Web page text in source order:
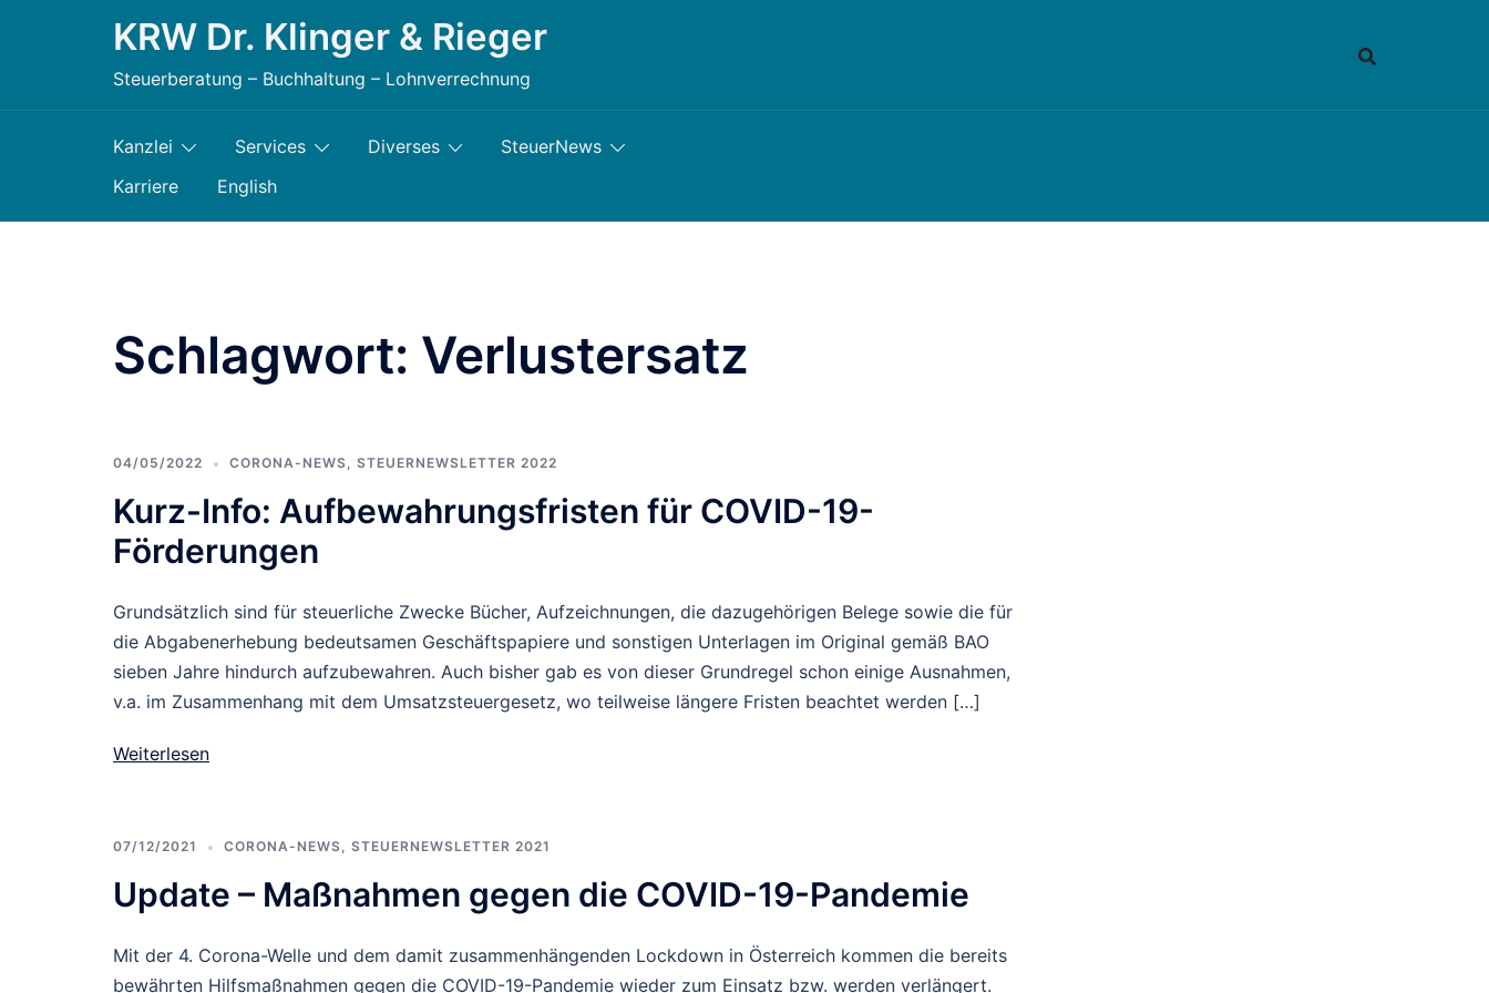
KRW Dr. Klinger & Rieger
Steuerberatung – Buchhaltung – Lohnverrechnung
Kanzlei Services Diverses
SteuerNews
Karriere
English
Schlagwort: Verlustersatz
04/05/2022 CORONA-NEWS, STEUERNEWSLETTER 2022
Kurz-Info: Aufbewahrungsfristen für COVID-19-
Förderungen
Grundsätzlich sind für steuerliche Zwecke Bücher, Aufzeichnungen, die dazugehörigen Belege sowie die für
die Abgabenerhebung bedeutsamen Geschäftspapiere und sonstigen Unterlagen im Original gemäß BAO
sieben Jahre hindurch aufzubewahren. Auch bisher gab es von dieser Grundregel schon einige Ausnahmen,
v.a. im Zusammenhang mit dem Umsatzsteuergesetz, wo teilweise längere Fristen beachtet werden […]
Weiterlesen
07/12/2021 CORONA-NEWS, STEUERNEWSLETTER 2021
Update – Maßnahmen gegen die COVID-19-Pandemie
Mit der 4. Corona-Welle und dem damit zusammenhängenden Lockdown in Österreich kommen die bereits
bewährten Hilfsmaßnahmen gegen die COVID-19-Pandemie wieder zum Einsatz bzw. werden verlängert.